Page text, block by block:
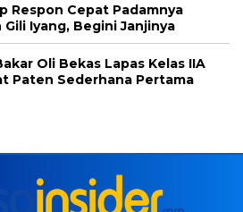
Respon Cepat Padamnya
Iyang, Begini Janjinya
Oli Bekas Lapas Kelas IIA
Paten Sederhana Pertama